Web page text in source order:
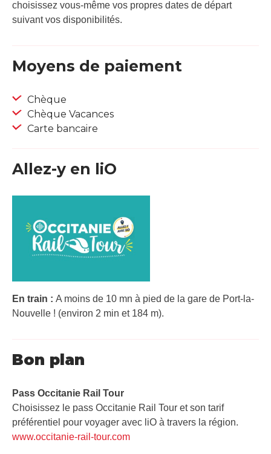
choisissez vous-même vos propres dates de départ
suivant vos disponibilités.
Moyens de paiement
Chèque
Chèque Vacances
Carte bancaire
Allez-y en liO
En train : A moins de 10 mn à pied de la gare de Port-la-
Nouvelle ! (environ 2 min et 184 m).
Bon plan
Pass Occitanie Rail Tour​
Choisissez le pass Occitanie Rail Tour et son tarif
préférentiel pour voyager avec liO à travers la région.
www.occitanie-rail-tour.com